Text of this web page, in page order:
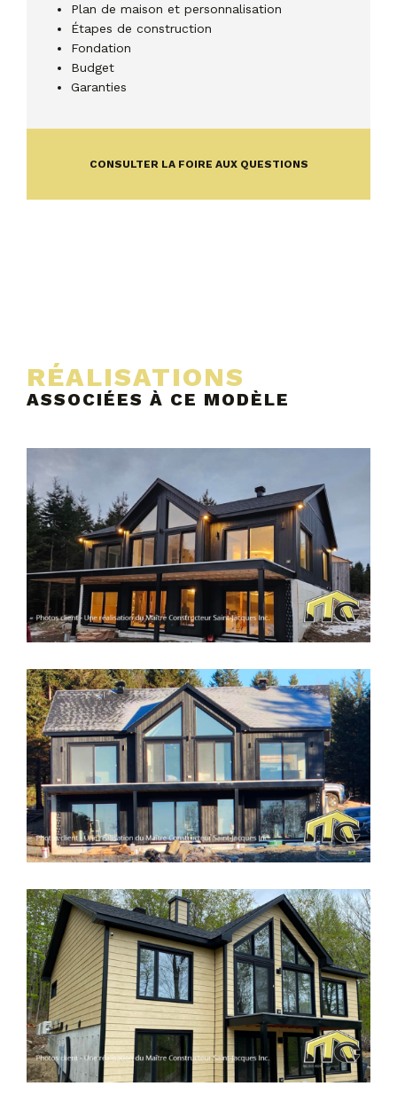
Plan de maison et personnalisation
Étapes de construction
Fondation
Budget
Garanties
CONSULTER LA FOIRE AUX QUESTIONS
RÉALISATIONS
ASSOCIÉES À CE MODÈLE